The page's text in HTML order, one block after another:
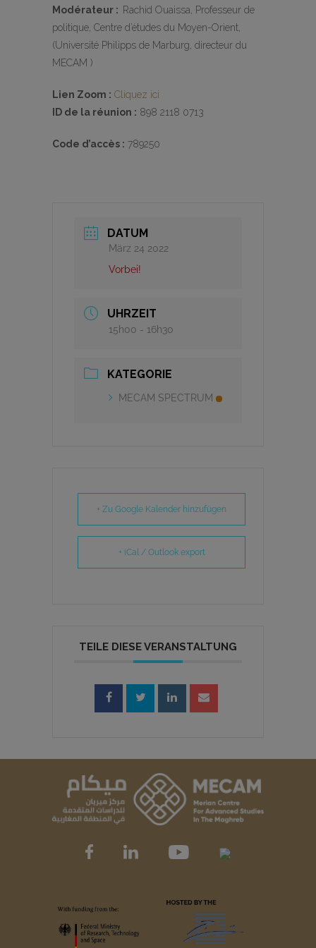
Modérateur : Rachid Ouaissa, Professeur de
politique, Centre d’études du Moyen-Orient,
(Université Philipps de Marburg, directeur du
MECAM )
Lien Zoom : Cliquez ici
ID de la réunion : 898 2118 0713
Code d’accès : 789250
DATUM
März 24 2022
Vorbei!
UHRZEIT
15h00 - 16h30
KATEGORIE
MECAM SPECTRUM
+ Zu Google Kalender hinzufügen
+ iCal / Outlook export
TEILE DIESE VERANSTALTUNG